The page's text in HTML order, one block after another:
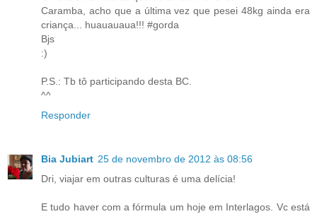
Caramba, acho que a última vez que pesei 48kg ainda era
criança... huauauaua!!! #gorda
Bjs
:)
P.S.: Tb tô participando desta BC.
^^
Responder
Bia Jubiart 25 de novembro de 2012 às 08:56
Dri, viajar em outras culturas é uma delícia!
E tudo haver com a fórmula um hoje em Interlagos. Vc está